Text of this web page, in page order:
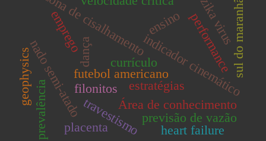
zona de cisalhamento
indicador cinemático
filonitos
dança
ensino
Área de conhecimento
nado semi-atado performance
futebol americano
geophysics
travestismoprevisão de vazão
currículo sul do maranhão
prevalência
emprego
estratégias
heart failure
zika virus
placenta